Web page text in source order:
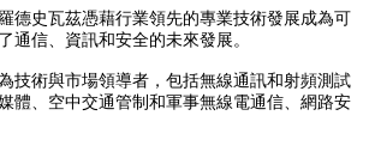
德史瓦茲憑藉行業領先的專業技術發展成為可
通信、資訊和安全的未來發展。
技術與市場領導者，包括無線通訊和射頻測試
體、空中交通管制和軍事無線電通信、網路安